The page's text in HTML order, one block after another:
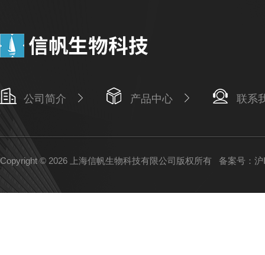
公司简介 产品中心 联系
Copyright © 2026 上海信帆生物科技有限公司版权所有 备案号：